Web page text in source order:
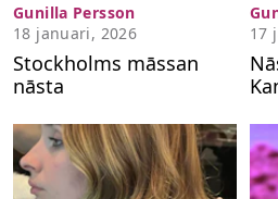
Creative studio
Få de senaste
Signa upp dig för Hänts
Ladda hem appen
Få notiser precis när det
Stockholms māssan
nāsta
Gunilla Persson
18 januari, 2026
17